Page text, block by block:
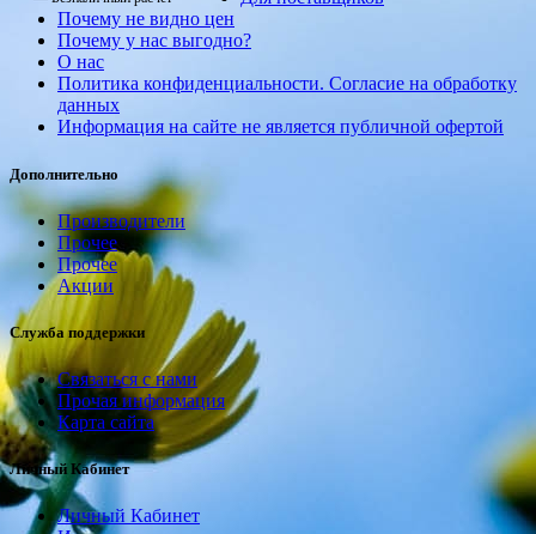
Почему не видно цен
Почему у нас выгодно?
О нас
Политика конфиденциальности. Согласие на обработку
данных
Информация на сайте не является публичной офертой
Дополнительно
Производители
Прочее
Прочее
Акции
Служба поддержки
Связаться с нами
Прочая информация
Карта сайта
Личный Кабинет
Личный Кабинет